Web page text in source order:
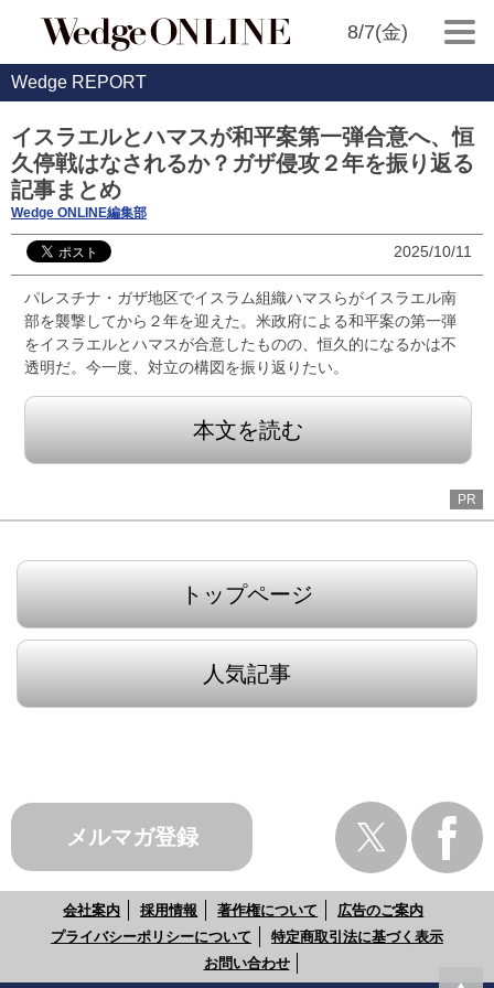
8/7(金)
Wedge REPORT
イスラエルとハマスが和平案第一弾合意へ、恒
久停戦はなされるか？ガザ侵攻２年を振り返る
記事まとめ
Wedge ONLINE編集部
2025/10/11
パレスチナ・ガザ地区でイスラム組織ハマスらがイスラエル南
部を襲撃してから２年を迎えた。米政府による和平案の第一弾
をイスラエルとハマスが合意したものの、恒久的になるかは不
透明だ。今一度、対立の構図を振り返りたい。
本文を読む
PR
トップページ
人気記事
メルマガ登録
会社案内 採用情報 著作権について
広告のご案内
プライバシーポリシーについて
特定商取引法に基づく表示
お問い合わせ